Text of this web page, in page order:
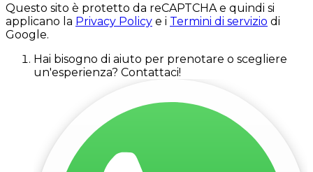
Questo sito è protetto da reCAPTCHA e quindi si
applicano la Privacy Policy e i Termini di servizio di
Google.
Hai bisogno di aiuto per prenotare o scegliere
un'esperienza? Contattaci!